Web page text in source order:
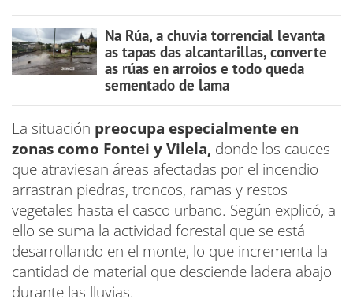
Na Rúa, a chuvia torrencial levanta
as tapas das alcantarillas, converte
as rúas en arroios e todo queda
sementado de lama
La situación preocupa especialmente en
zonas como Fontei y Vilela, donde los cauces
que atraviesan áreas afectadas por el incendio
arrastran piedras, troncos, ramas y restos
vegetales hasta el casco urbano. Según explicó, a
ello se suma la actividad forestal que se está
desarrollando en el monte, lo que incrementa la
cantidad de material que desciende ladera abajo
durante las lluvias.